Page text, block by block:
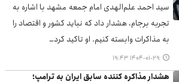
سید احمد علم‌الهدی امام جمعه مشهد با اشاره به
تجربه برجام، هشدار داد که نباید کشور و اقتصاد را
به مذاکرات وابسته کنیم. او تاکید کرد…
۱۴۰۴-۰۱-۲۹ ۱۹:۴۳
هشدار مذاکره کننده سابق ایران به ترامپ؛